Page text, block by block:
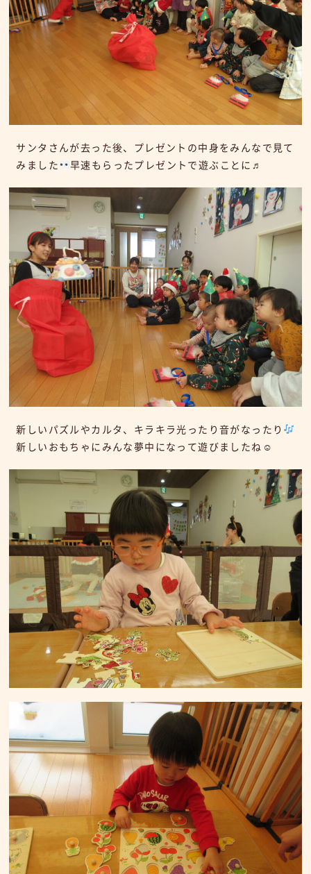
サンタさんが去った後、プレゼントの中身をみんなで見て
みました
早速もらったプレゼントで遊ぶことに♬
新しいパズルやカルタ、キラキラ光ったり音がなったり
新しいおもちゃにみんな夢中になって遊びましたね☺